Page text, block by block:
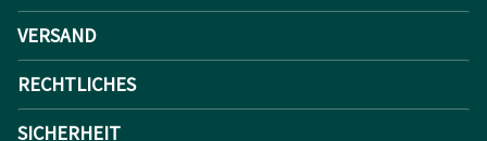
VERSAND
RECHTLICHES
SICHERHEIT